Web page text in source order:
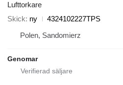
Lufttorkare
Skick ny
4324102227TPS
Polen, Sandomierz
Genomar